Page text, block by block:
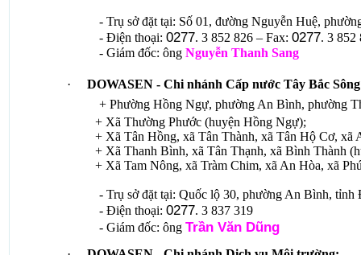
- Trụ sở đặt tại: Số 01, đường Nguyễn Huệ,
- Điện thoại: 0277. 3 852 826 – Fax: 0277. 3 852
- Giám đốc: ông Nguyễn Thanh Sang
· DOWASEN - Chi nhánh Cấp nước Tây Bắc
+ Phường Hồng Ngự, phường An Bình, phường
+ Xã Thường Phước (huyện Hồng Ngự);
+ Xã Tân Hồng, xã Tân Thành, xã Tân Hộ Cơ, xã
+ Xã Thanh Bình, xã Tân Thạnh, xã Bình Thành
+ Xã Tam Nông, xã Tràm Chim, xã An Hòa, xã Phú
- Trụ sở đặt tại: Quốc lộ 30, phường An Bình, tỉnh
- Điện thoại: 0277. 3 837 319
- Giám đốc: ông Trần Văn Dũng